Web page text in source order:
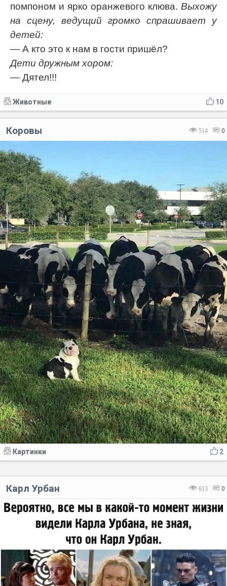
помпоном и ярко оранжевого клюва. Выхожу
на сцену, ведущий громко спрашивает у
детей:
— А кто это к нам в гости пришёл?
Дети дружным хором:
— Дятел!!!
10
Животные
514 0
Коровы
2
Картинки
613 0
Карл Урбан